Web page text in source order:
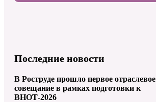
Последние новости
В Роструде прошло первое отраслевое
совещание в рамках подготовки к
ВНОТ-2026